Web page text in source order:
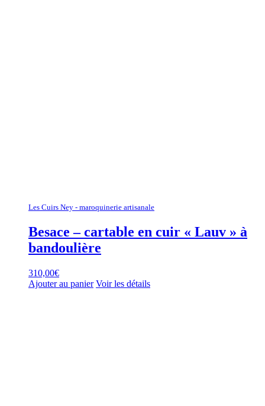
Les Cuirs Ney - maroquinerie artisanale
Besace – cartable en cuir « Lauv » à
bandoulière
310,00€
Ajouter au panier Voir les détails